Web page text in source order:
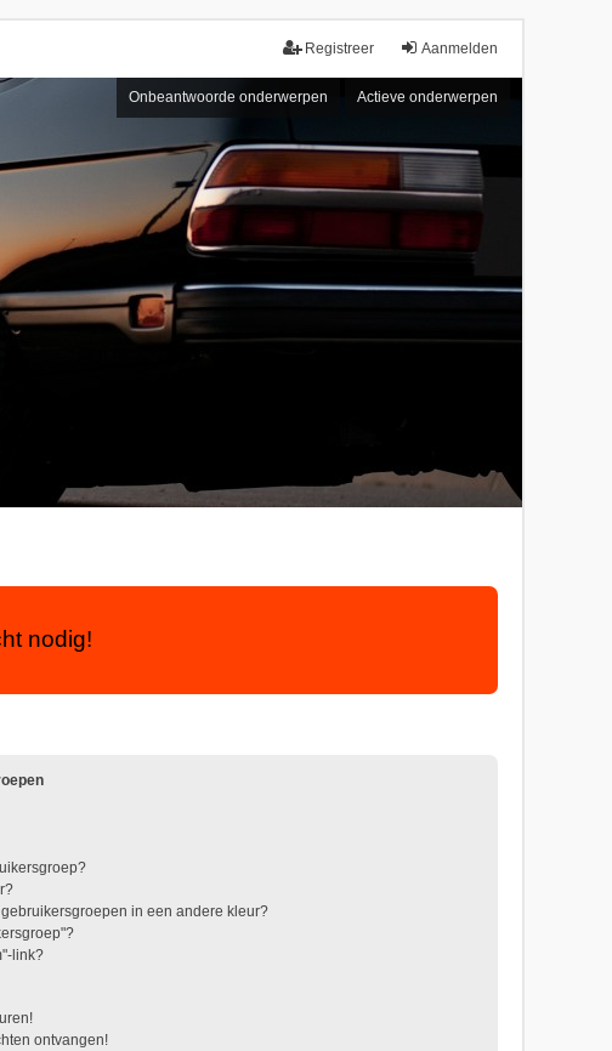
Aanmelden
Registreer
Onbeantwoorde onderwerpen Actieve onderwerpen
nodig!
in een andere kleur?
link?
ontvangen!